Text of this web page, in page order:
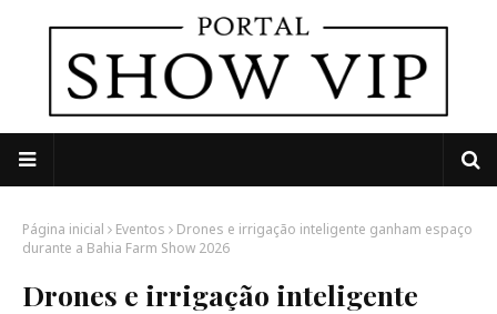
Página inicial Eventos
Drones e irrigação inteligente ganham espaço
durante a Bahia Farm Show 2026
Drones e irrigação inteligente